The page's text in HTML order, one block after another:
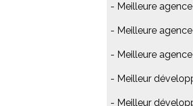
- Meilleure
- Meilleure
- Meilleure
- Meilleur
- Meilleur